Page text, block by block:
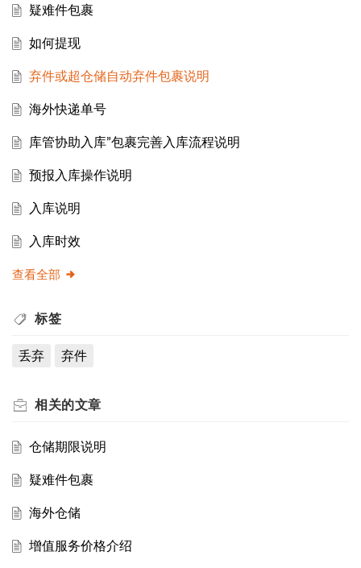
疑难件包裹
如何提现
弃件或超仓储自动弃件包裹说明
海外快递单号
库管协助入库”包裹完善入库流程说明
预报入库操作说明
入库说明
入库时效
查看全部
标签
丢弃 弃件
相关的文章
仓储期限说明
疑难件包裹
海外仓储
增值服务价格介绍